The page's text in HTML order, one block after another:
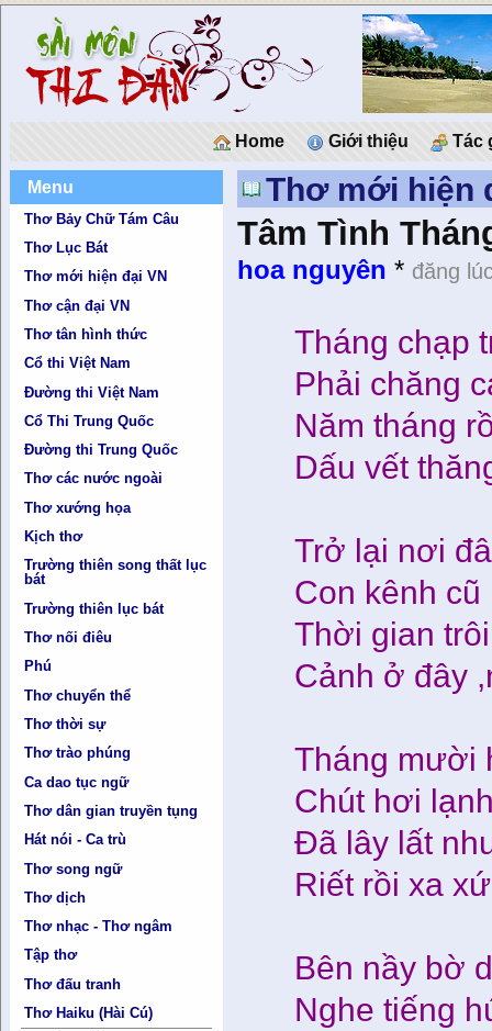
Home Giới thiệu Tác
Menu
Thơ Bảy Chữ Tám Câu
Thơ Lục Bát
Thơ mới hiện đại VN
Thơ cận đại VN
Thơ tân hình thức
Cổ thi Việt Nam
Đường thi Việt Nam
Cổ Thi Trung Quốc
Đường thi Trung Quốc
Thơ các nước ngoài
Thơ xướng họa
Kịch thơ
Trường thiên song thất lục
bát
Trường thiên lục bát
Thơ nối điêu
Phú
Thơ chuyển thể
Thơ thời sự
Thơ trào phúng
Ca dao tục ngữ
Thơ dân gian truyền tụng
Hát nói - Ca trù
Thơ song ngữ
Thơ dịch
Thơ nhạc - Thơ ngâm
Tập thơ
Thơ đấu tranh
Thơ Haiku (Hài Cú)
Thơ mới hiện
Tâm Tình
hoa nguyên * đăng
Tháng chạp
Phải chăng
Năm tháng
Dấu vết
Trở lại nơi
Con kênh
Thời gian
Cảnh ở đây
Tháng mười
Chút hơi
Đã lây lất
Riết rồi xa
Bên nầy bờ
Nghe tiếng